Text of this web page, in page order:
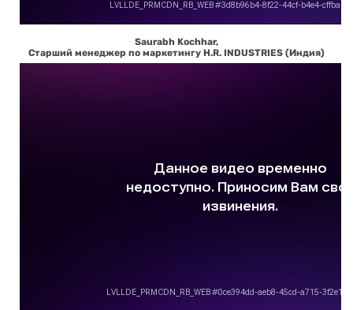
Saurabh Kochhar,
Старший менеджер по маркетингу H.R. INDUSTRIES (Индия)